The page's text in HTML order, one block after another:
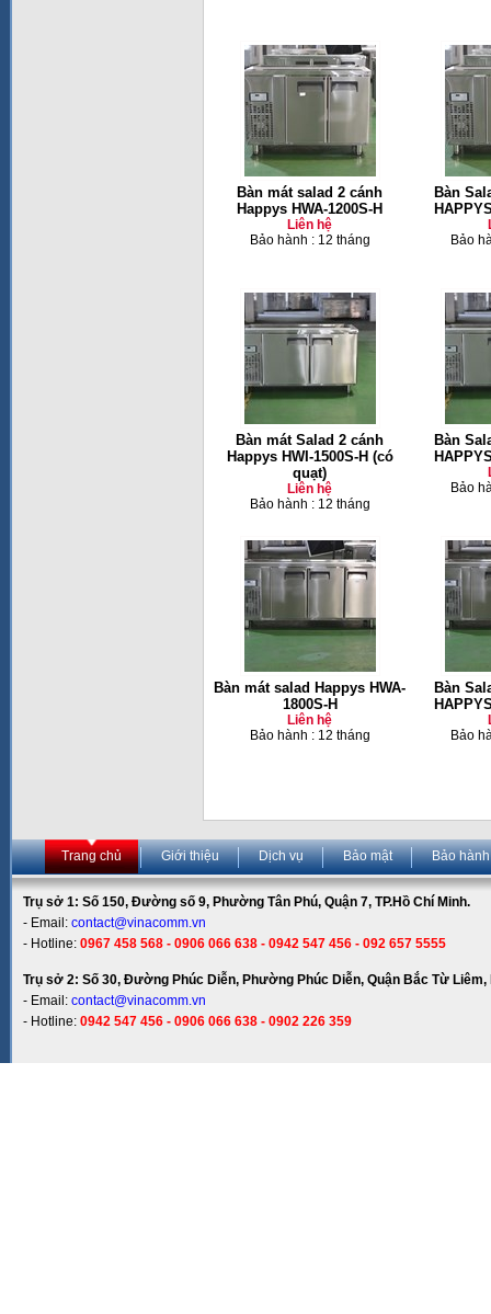
Bàn mát salad 2 cánh
Happys HWA-1200S-H
Liên hệ
Bảo hành : 12 tháng
Bàn
Bảo
Bàn mát Salad 2 cánh
Happys HWI-1500S-H (có
quạt)
Liên hệ
Bảo hành : 12 tháng
Bàn
Bảo
Bàn mát salad Happys HWA-
1800S-H
Liên hệ
Bảo hành : 12 tháng
Bàn
Bảo
Trang chủ Giới thiệu Dịch vụ Bảo mật Bảo hành
Trụ sở 1: Số 150, Đường số 9, Phường Tân Phú, Quận 7, TP.Hồ Chí Minh.
- Email: contact@vinacomm.vn
- Hotline: 0967 458 568 - 0906 066 638 - 0942 547 456 - 092 657 5555
Trụ sở 2: Số 30, Đường Phúc Diễn, Phường Phúc Diễn, Quận Bắc Từ Liêm,
- Email: contact@vinacomm.vn
- Hotline: 0942 547 456 - 0906 066 638 - 0902 226 359